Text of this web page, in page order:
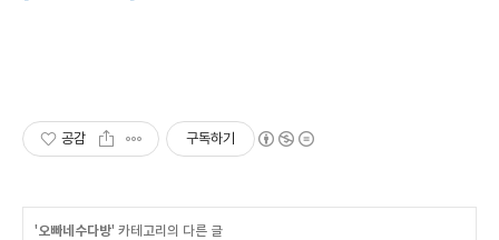
공감 구독하기
'오빠네수다방' 카테고리의 다른 글